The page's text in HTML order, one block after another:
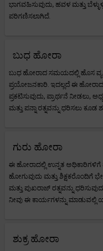
ಭಾಗವಹಿಸುವುದು, ಹವಳ ಮತ್ತು
ಪರಿಗಣಿಸಲಾಗಿದೆ.
ಬುಧ ಹೋರಾ
ಬುಧ ಹೋರಾದ ಸಮಯದಲ್ಲಿ ಹೊಸ
ಪ್ರಯೋಜನಕಾರಿ. ಇದಲ್ಲದೆ ಈ
ಪ್ರಕಟಿಸುವುದು, ಪ್ರಾರ್ಥನೆ ನೀಡಲು,
ಮತ್ತು ಪನ್ನಾ ರತ್ನವನ್ನು ಧರಿಸಲು
ಗುರು ಹೋರಾ
ಈ ಹೋರಾದಲ್ಲಿ ಉನ್ನತ ಅಧಿಕಾರಿಗಳಿಗೆ
ಹೋಗುವುದು ಮತ್ತು ಶಿಕ್ಷಕರೊಂದಿಗೆ
ಮತ್ತು ಪುಖರಾಜ್ ರತ್ನವನ್ನು
ನೀವು ಈ ಕಾರ್ಯಗಳನ್ನು ಮಾಡುವಲ್ಲಿ
ಶುಕ್ರ ಹೋರಾ